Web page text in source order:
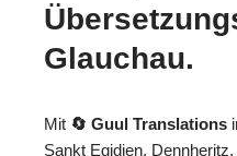
Glauchau.
Mit 🔄 Guul Translations
Sankt Egidien,